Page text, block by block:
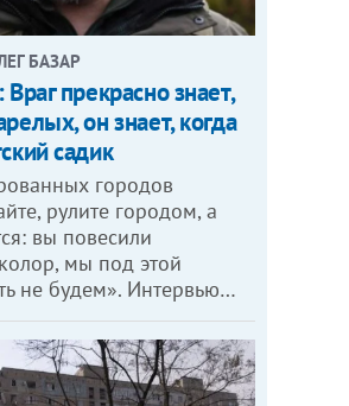
БАЗАР
прекрасно знает,
он знает, когда
садик
городов
рулите городом, а
вы повесили
мы под этой
не будем». Интервью…